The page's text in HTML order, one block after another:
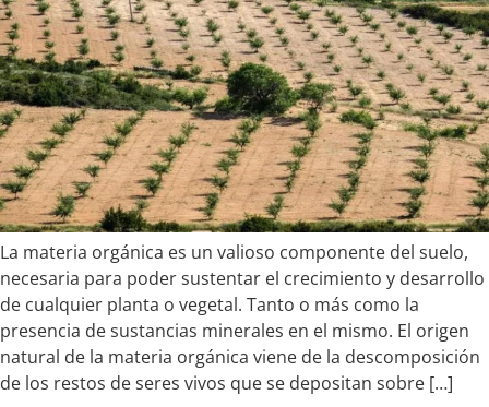
La materia orgánica es un valioso componente del suelo,
necesaria para poder sustentar el crecimiento y desarrollo
de cualquier planta o vegetal. Tanto o más como la
presencia de sustancias minerales en el mismo. El origen
natural de la materia orgánica viene de la descomposición
de los restos de seres vivos que se depositan sobre […]